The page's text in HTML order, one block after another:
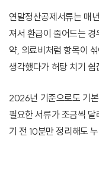
연말정산공제서류는 매
져서 환급이 줄어드는
약, 의료비처럼 항목이
생각했다가 허탕 치기 쉽
2026년 기준으로도 기
필요한 서류가 조금씩
기 전 10분만 정리해도